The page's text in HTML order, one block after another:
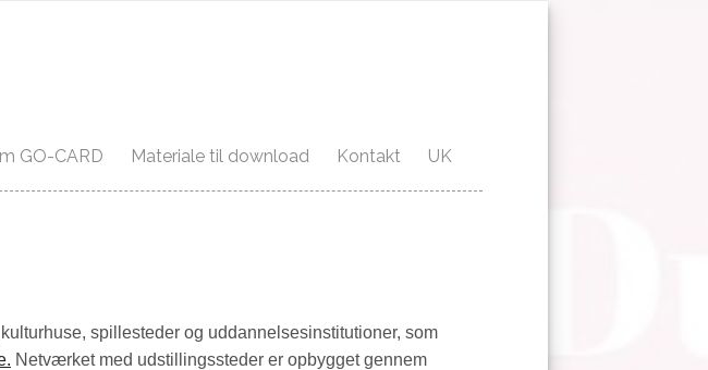
GO-CARD Materiale til download Kontakt UK
spillesteder og uddannelsesinstitutioner, som
Netværket med udstillingssteder er opbygget gennem